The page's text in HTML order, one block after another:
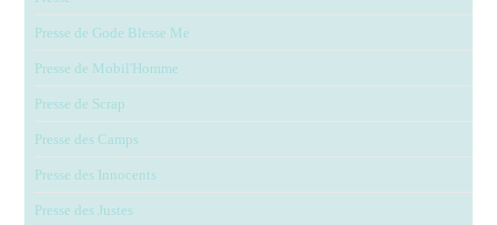
Presse de Gode Blesse Me
Presse de Mobil'Homme
Presse de Scrap
Presse des Camps
Presse des Innocents
Presse des Justes